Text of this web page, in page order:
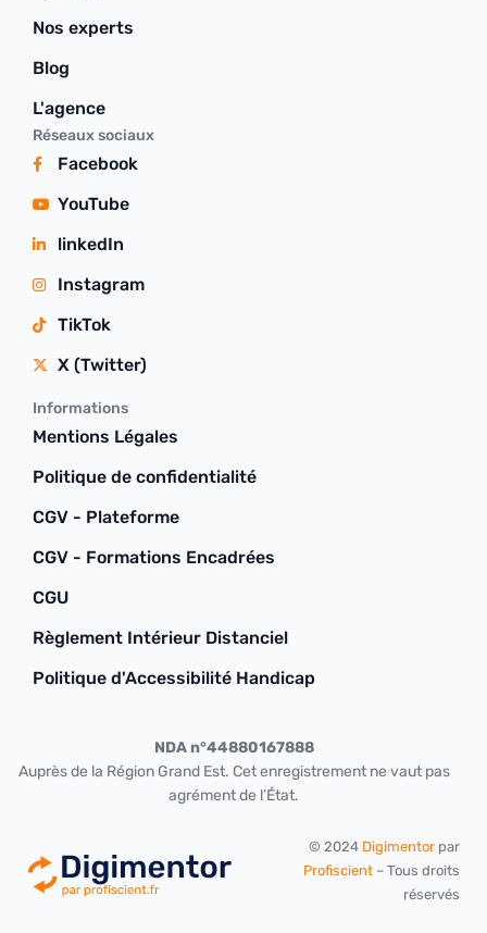
Nos experts
Blog
L'agence
Réseaux sociaux
Facebook
YouTube
linkedIn
Instagram
TikTok
X (Twitter)
Informations
Mentions Légales
Politique de confidentialité
CGV - Plateforme
CGV - Formations Encadrées
CGU
Règlement Intérieur Distanciel
Politique d'Accessibilité Handicap
NDA n°44880167888
Auprès de la Région Grand Est. Cet enregistrement ne vaut pas
agrément de l’État.
© 2024 Digimentor par
Profiscient – Tous droits
réservés